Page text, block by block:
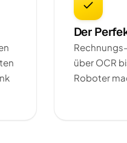
Der
über OCR
Roboter